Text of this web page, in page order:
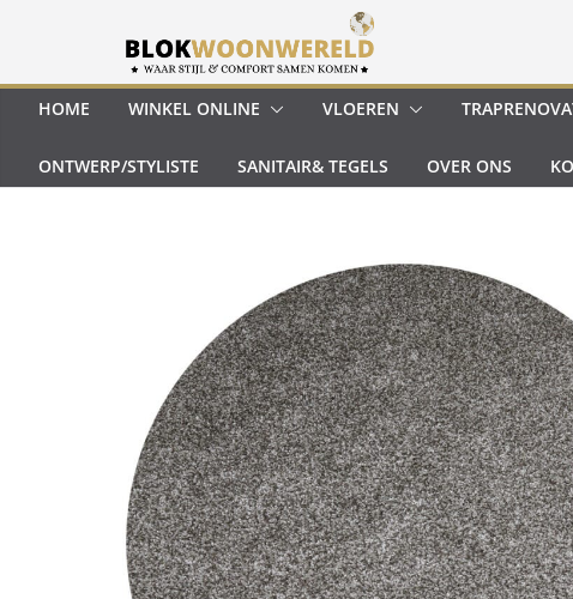
inhoudHOME WINKEL ONLINE VLOEREN
ONTWERP/STYLISTE SANITAIR& TEGELS OVER ONS